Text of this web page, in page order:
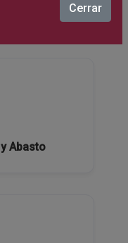
Cerrar
Abasto